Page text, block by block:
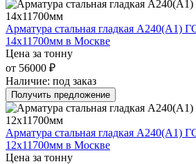
Арматура стальная гладкая А240(А1)
14х11700мм в Москве
Цена за тонну
от 56000 ₽
Наличие: под заказ
Получить предложение
Арматура стальная гладкая А240(А1)
12х11700мм в Москве
Цена за тонну